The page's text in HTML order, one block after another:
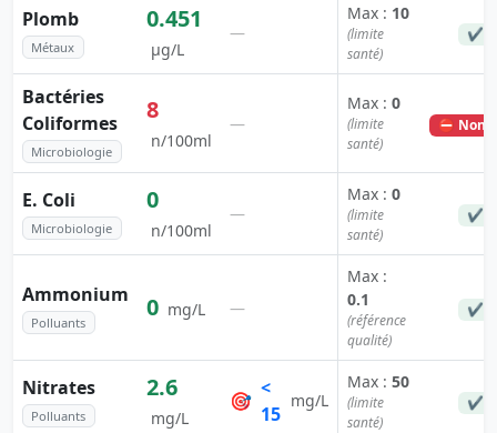
Plomb
Métaux
0.451
µg/L
—
Max : 10
(limite
santé)
✔
Bactéries
Coliformes
Microbiologie
8
n/100ml
—
Max : 0
(limite
santé)
⛔ Non
E. Coli
Microbiologie
0
n/100ml
—
Max : 0
(limite
santé)
✔
Ammonium
Polluants
0 mg/L —
Max :
0.1
(référence
qualité)
✔
Nitrates
Polluants
2.6
mg/L
🎯
<
15
mg/L
Max : 50
(limite
santé)
✔